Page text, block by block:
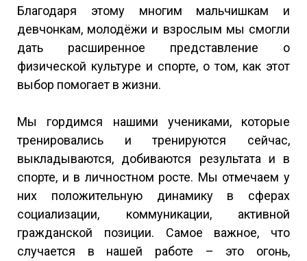
Благодаря этому многим мальчишкам и
девчонкам, молодёжи и взрослым мы смогли
дать расширенное представление о
физической культуре и спорте, о том, как этот
выбор помогает в жизни.
Мы гордимся нашими учениками, которые
тренировались и тренируются сейчас,
выкладываются, добиваются результата и в
спорте, и в личностном росте. Мы отмечаем у
них положительную динамику в сферах
социализации, коммуникации, активной
гражданской позиции. Самое важное, что
случается в нашей работе – это огонь,